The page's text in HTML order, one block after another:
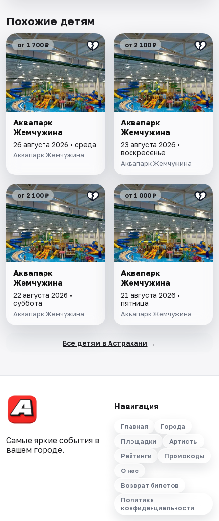
Похожие детям
от 1 700 ₽
Аквапарк
Жемчужина
26 августа 2026 • среда
Аквапарк Жемчужина
от 2 100 ₽
Аквапарк
Жемчужина
23 августа 2026 •
воскресенье
Аквапарк Жемчужина
от 2 100 ₽
Аквапарк
Жемчужина
22 августа 2026 •
суббота
Аквапарк Жемчужина
от 1 000 ₽
Аквапарк
Жемчужина
21 августа 2026 •
пятница
Аквапарк Жемчужина
Все детям в Астрахани →
Самые яркие события в
вашем городе.
Навигация
Главная
Города
Площадки
Артисты
Рейтинги
Промокоды
О нас
Возврат билетов
Политика
конфиденциальности